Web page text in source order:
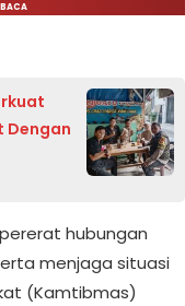
Dengan
hubungan
menjaga situasi
(Kamtibmas)